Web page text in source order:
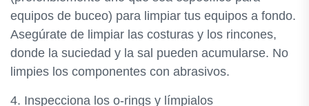
equipos de buceo) para limpiar tus equipos a fondo.
Asegúrate de limpiar las costuras y los rincones,
donde la suciedad y la sal pueden acumularse. No
limpies los componentes con abrasivos.
4. Inspecciona los o-rings y límpialos